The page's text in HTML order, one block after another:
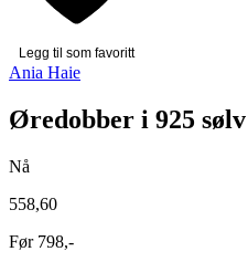
Legg til som favoritt
Ania Haie
Øredobber i 925
Nå
558,60
Før 798,-